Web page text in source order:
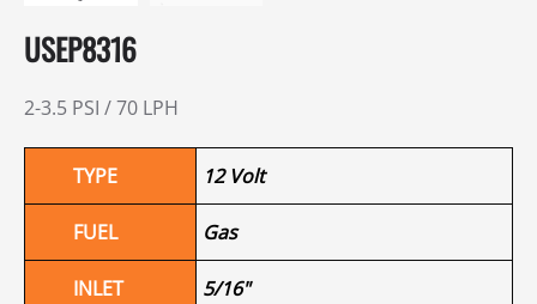
USEP8316
2-3.5 PSI / 70 LPH
TYPE 12 Volt
FUEL Gas
INLET 5/16"